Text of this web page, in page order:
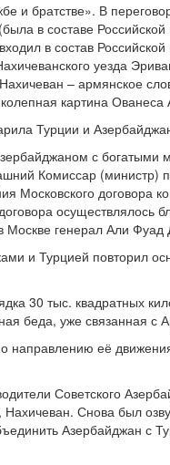
и братстве». В
в составе
в состав
уезда
– армянское
картина Ованеса
Турции и
с богатыми
Комиссар
Московского договора
осуществлялось
Москве генерал Али
и Турцией повторил
30 тыс. квадратных
беда, уже связанная с
направлению её
Советского
Снова был
Азербайджан с